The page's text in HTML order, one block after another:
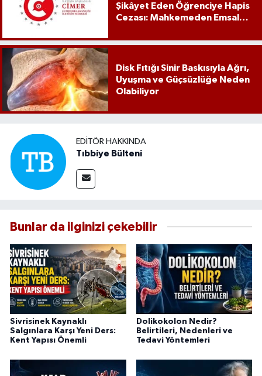
Şikâyet Eden Öğrenciye Hapis
Cezası: Mahkemeden Emsal
Disk Fıtığı Sinir Baskısıyla Ağrı,
Uyuşma ve Güçsüzlüğe Neden
Olabiliyor
EDITÖR HAKKINDA
Tıbbiye Bülteni
Bunlar da ilginizi çekebilir
Sivrisinek Kaynaklı
Salgınlara Karşı Yeni Ders:
Kent Yapısı Önemli
Dolikokolon Nedir?
Belirtileri, Nedenleri ve
Tedavi Yöntemleri